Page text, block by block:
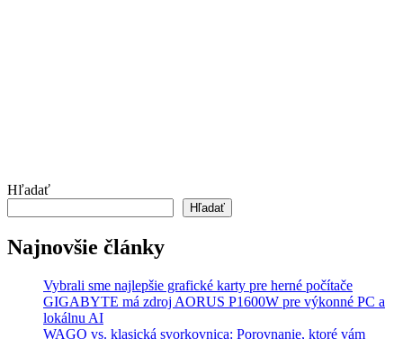
Hľadať
Hľadať
Najnovšie články
Vybrali sme najlepšie grafické karty pre herné počítače
GIGABYTE má zdroj AORUS P1600W pre výkonné PC a
lokálnu AI
WAGO vs. klasická svorkovnica: Porovnanie, ktoré vám